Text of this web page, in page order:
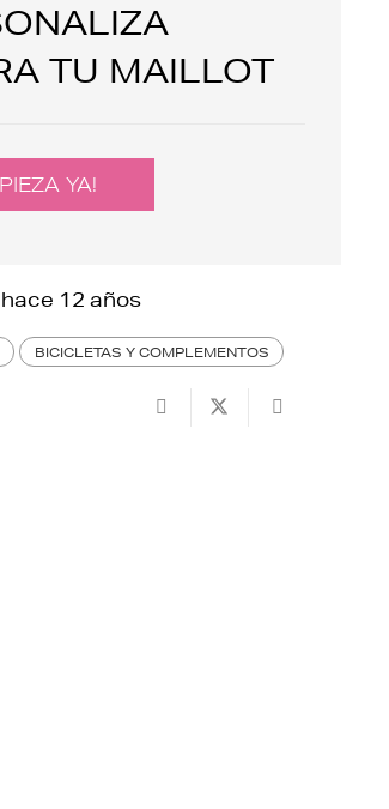
TU MAILLOT
YA!
hace 12 años
BICICLETAS Y COMPLEMENTOS